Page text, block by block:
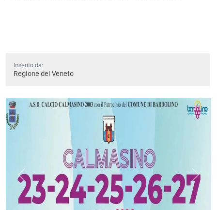
Inserito da:
Regione del Veneto
Previous Next